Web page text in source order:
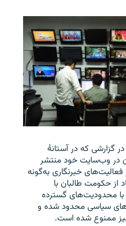
دوشنبه ۱۹ اسد، در گزارشی که در آستانۀ
در وب‌سایت خود منتشر
خبرنگاری به‌گونه
از حکومت طالبان با
محدودیت‌های گسترده
سیاسی محدود شده و
ممنوع شده است.